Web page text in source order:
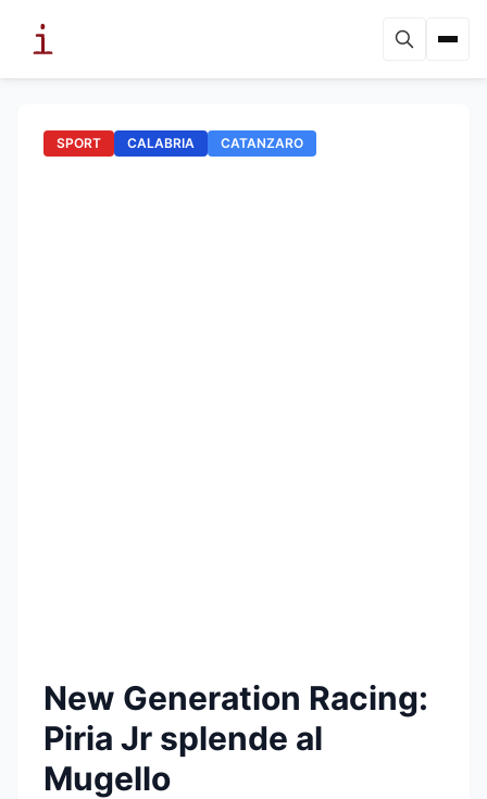
SPORT CALABRIA CATANZARO
New Generation Racing:
Piria Jr splende al
Mugello